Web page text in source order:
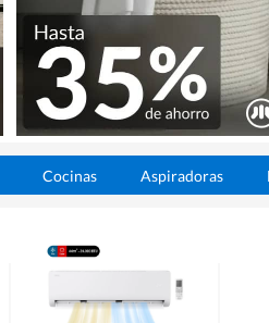
Cocinas Aspiradoras